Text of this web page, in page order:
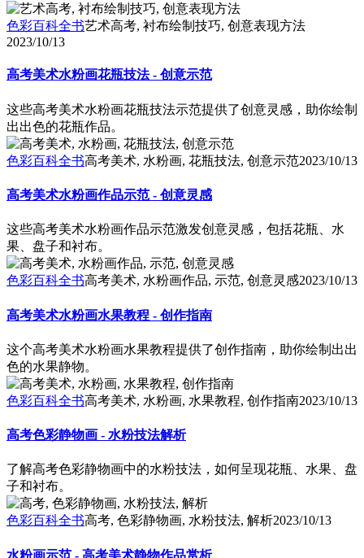
色彩百科全书艺术高考, 衬布绘制技巧, 创意表现方法
2023/10/13
高考美术水粉画花瓶技法 - 创意示范
这些高考美术水粉画花瓶技法示范提供了创意灵感，助你绘制
出出色的花瓶作品。
色彩百科全书高考美术, 水粉画, 花瓶技法, 创意示范2023/10/13
高考美术水粉画作品示范 - 创意灵感
这些高考美术水粉画作品示范激发创意灵感，包括花瓶、水
果、盘子和衬布。
色彩百科全书高考美术, 水粉画作品, 示范, 创意灵感2023/10/13
高考美术水粉画水果教程 - 创作指南
这个高考美术水粉画水果教程提供了创作指南，助你绘制出出
色的水果静物。
色彩百科全书高考美术, 水粉画, 水果教程, 创作指南2023/10/13
高考色彩静物画 - 水粉技法解析
了解高考色彩静物画中的水粉技法，如何呈现花瓶、水果、盘
子和衬布。
色彩百科全书高考, 色彩静物画, 水粉技法, 解析2023/10/13
水粉画示范 - 高考美术静物作品赏析